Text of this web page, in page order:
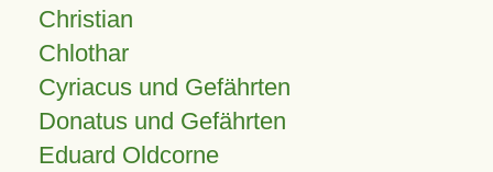
Christian
Chlothar
Cyriacus und Gefährten
Donatus und Gefährten
Eduard Oldcorne